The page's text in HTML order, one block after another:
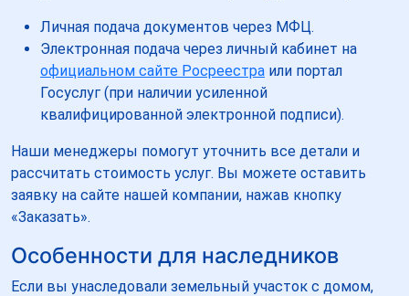
Личная подача документов через МФЦ.
Электронная подача через личный кабинет на
официальном сайте Росреестра или портал
Госуслуг (при наличии усиленной
квалифицированной электронной подписи).
Наши менеджеры помогут уточнить все детали и
рассчитать стоимость услуг. Вы можете оставить
заявку на сайте нашей компании, нажав кнопку
«Заказать».
Особенности для наследников
Если вы унаследовали земельный участок с домом,